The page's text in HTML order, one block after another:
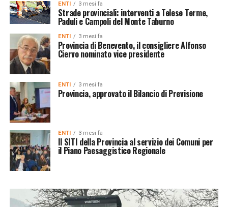
ENTI 3 mesi fa
Strade provinciali: interventi a Telese Terme,
Paduli e Campoli del Monte Taburno
ENTI 3 mesi fa
Provincia di Benevento, il consigliere Alfonso
Ciervo nominato vice presidente
ENTI 3 mesi fa
Provincia, approvato il Bilancio di Previsione
ENTI 3 mesi fa
Il SITI della Provincia al servizio dei Comuni per
il Piano Paesaggistico Regionale